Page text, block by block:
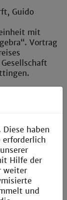
Guido
mit
Vortrag
in
einer
mit
Vortrag
der
(GDM)
Diese haben
erforderlich
Hilfe der
weiter
und